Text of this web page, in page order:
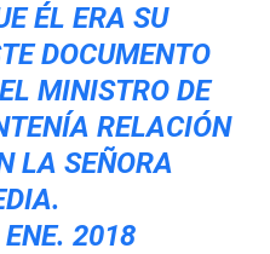
ÉL ERA SU
DOCUMENTO
MINISTRO DE
RELACIÓN
LA SEÑORA
2018